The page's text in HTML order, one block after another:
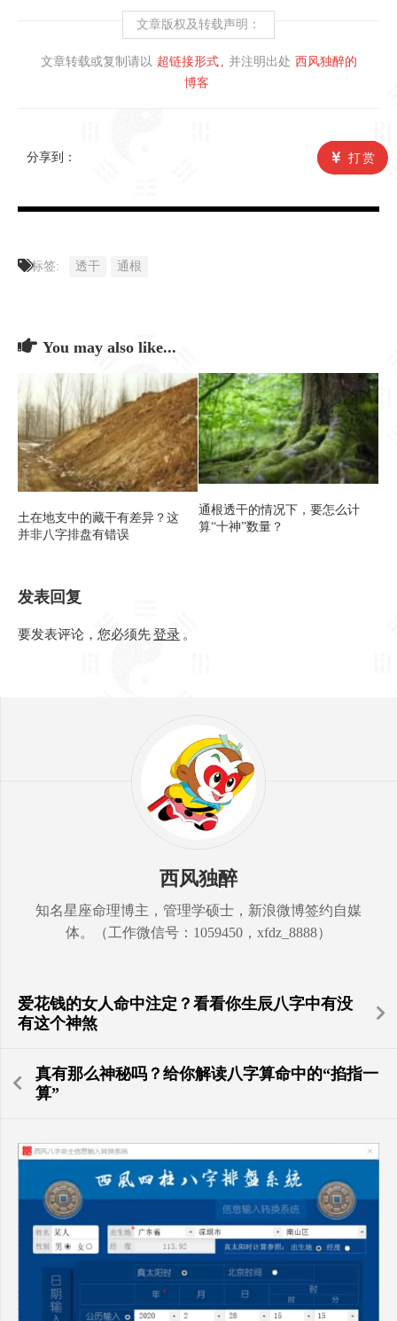
文章版权及转载声明：
文章转载或复制请以 超链接形式 并注明出处 西风独醉的
博客
分享到： 打赏
标签: 透干 通根
You may also like...
土在地支中的藏干有差异？这
并非八字排盘有错误
通根透干的情况下，要怎么计
算“十神”数量？
发表回复
要发表评论，您必须先登录 。
西风独醉
知名星座命理博主，管理学硕士，新浪微博签约自媒
体。（工作微信号：1059450，xfdz_8888）
爱花钱的女人命中注定？看看你生辰八字中有没
有这个神煞
真有那么神秘吗？给你解读八字算命中的“掐指一
算”